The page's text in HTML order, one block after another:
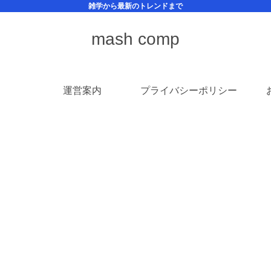
雑学から最新のトレンドまで
mash comp
運営案内 プライバシーポリシー